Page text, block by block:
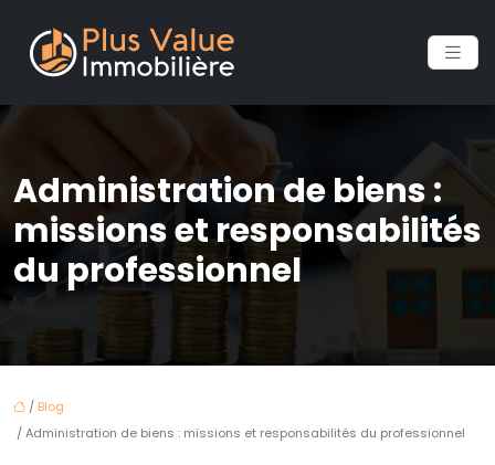
Administration de biens :
missions et responsabilités
du professionnel
/ Blog
/ Administration de biens : missions et responsabilités du professionnel